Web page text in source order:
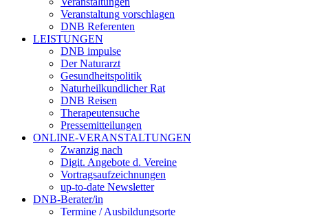
Veranstaltung vorschlagen
DNB Referenten
LEISTUNGEN
DNB impulse
Der Naturarzt
Gesundheitspolitik
Naturheilkundlicher Rat
DNB Reisen
Therapeutensuche
Pressemitteilungen
ONLINE-VERANSTALTUNGEN
Zwanzig nach
Digit. Angebote d. Vereine
Vortragsaufzeichnungen
up-to-date Newsletter
DNB-Berater/in
Termine / Ausbildungsorte